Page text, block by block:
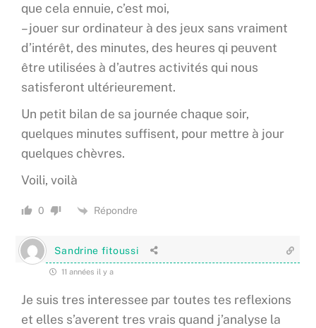
que cela ennuie, c’est moi,
– jouer sur ordinateur à des jeux sans vraiment
d’intérêt, des minutes, des heures qi peuvent
être utilisées à d’autres activités qui nous
satisferont ultérieurement.
Un petit bilan de sa journée chaque soir,
quelques minutes suffisent, pour mettre à jour
quelques chèvres.
Voili, voilà
0 Répondre
Sandrine fitoussi
11 années il y a
Je suis tres interessee par toutes tes reflexions
et elles s’averent tres vrais quand j’analyse la